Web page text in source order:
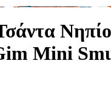
Mini